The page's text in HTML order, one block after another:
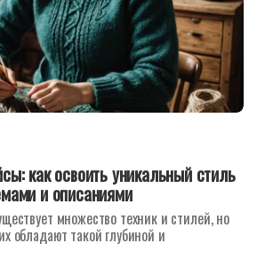
как освоить уникальный стиль
и описаниями
множество техник и стилей, но
обладают такой глубиной и